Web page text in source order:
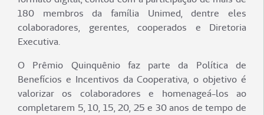
180 membros da família Unimed, dentre eles
colaboradores, gerentes, cooperados e Diretoria
Executiva.
O Prêmio Quinquênio faz parte da Política de
Benefícios e Incentivos da Cooperativa, o objetivo é
valorizar os colaboradores e homenageá-los ao
completarem 5, 10, 15, 20, 25 e 30 anos de tempo de